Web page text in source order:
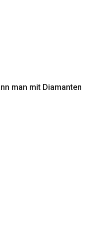
man mit Diamanten